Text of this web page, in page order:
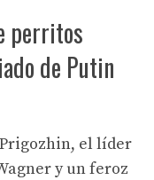
perritos
de Putin
Prigozhin, el líder
y un feroz